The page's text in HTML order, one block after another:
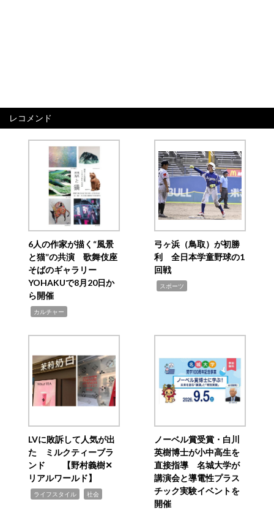
レコメンド
6人の作家が描く“風景
と猫”の共演 歌舞伎座
そばのギャラリー
YOHAKUで8月20日か
ら開催
カルチャー
弓ヶ浜（鳥取）が初勝
利 全日本学童野球の1
回戦
スポーツ
LVに敗訴して人気が出
た ミルクティーブラ
ンド 【野村義樹✕
リアルワールド】
ライフスタイル 社会
ノーベル賞受賞・白川
英樹博士が小中高生を
直接指導 名城大学が
講演会と導電性プラス
チック実験イベントを
開催